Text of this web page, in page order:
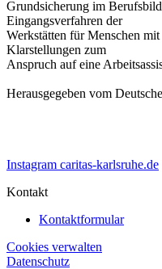
Grundsicherung im
Eingangsverfahren der
Werkstätten für Menschen
Klarstellungen zum
Anspruch auf eine
Herausgegeben vom
Instagram caritas-karlsruhe.de
Kontakt
Kontaktformular
Cookies verwalten
Datenschutz